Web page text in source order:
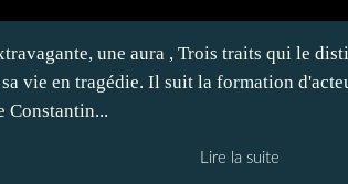
une aura , Trois traits qui le
vie en tragédie. Il suit la formation
Constantin...
Lire la suite